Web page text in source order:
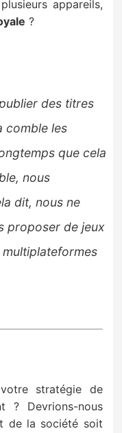
appareils,
?
des titres
comble les
que cela
nous
dit, nousne
proposer de jeux
stratégie de
? Devrions-nous
de la société soit